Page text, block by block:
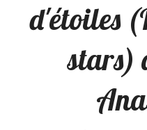
d'étoiles
stars)